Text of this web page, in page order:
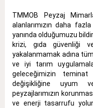
TMMOB Peyzaj
alanlarımızın daha
yanında olduğumuzu
krizi, gıda güvenliği
yakalanmamak adına
ve iyi tarım
geleceğimizin teminat
değişikliğine uyum
peyzajlarımızın
ve enerji tasarrufu